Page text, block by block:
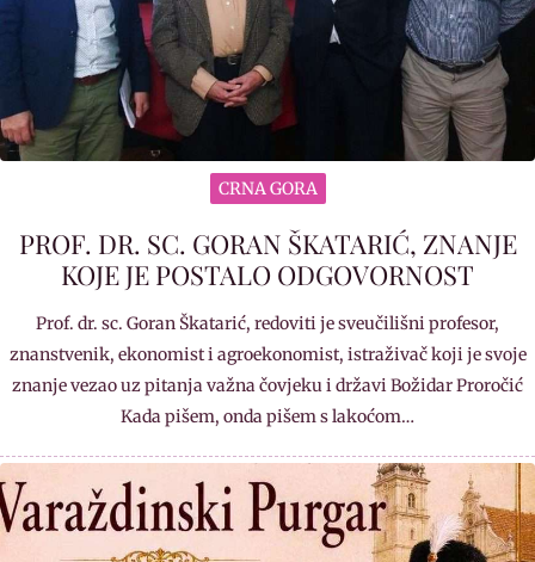
CRNA GORA
PROF. DR. SC. GORAN ŠKATARIĆ, ZNANJE
KOJE JE POSTALO ODGOVORNOST
Prof. dr. sc. Goran Škatarić, redoviti je sveučilišni profesor,
znanstvenik, ekonomist i agroekonomist, istraživač koji je svoje
znanje vezao uz pitanja važna čovjeku i državi Božidar Proročić
Kada pišem, onda pišem s lakoćom…